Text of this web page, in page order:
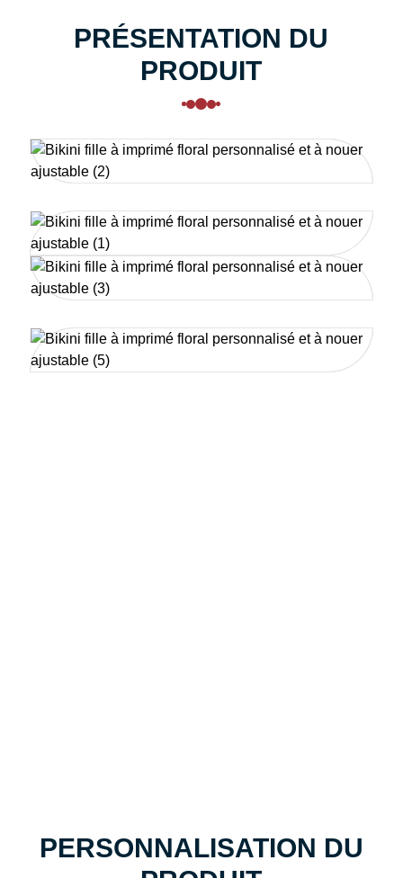
PRÉSENTATION DU
PRODUIT
PERSONNALISATION DU